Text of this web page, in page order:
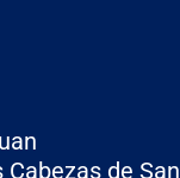
de San